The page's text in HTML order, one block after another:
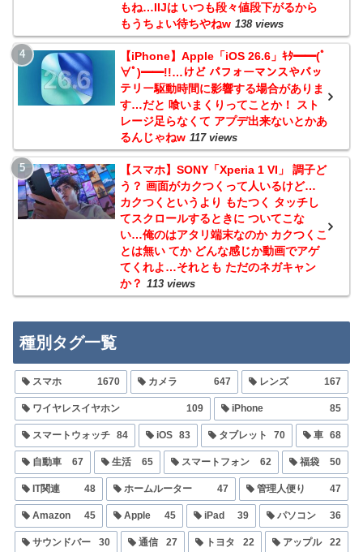
もね…IIJは いつも段々値段下がるから
もうちょい待ちやねw 138 views
【iPhone】Apple「iOS 26.6」ｷﾀ━━(ﾟ
∀ﾟ)━━!!…けど パフォーマンスやバッ
テリー駆動時間に影響する場合がありま
す…だと 喰いまくりってことか！ スト
レージ足らなくて アプデ出来ないとかあ
るんじゃねw 117 views
【スマホ】SONY「Xperia 1 VI」 調子ど
う？ 画面がカクつくって人いるけど…
カクつくというより もたつく タッチし
てスクロールするときに ついてこな
い…俺のはアタリ端末なのか カクつくこ
とは無い てか どんな感じか動画でアゲ
てくれよ…それとも ただのネガキャン
か？ 113 views
種別タグ一覧
スマホ 1670 カメラ 647 レンズ 167
ワイヤレスイヤホン 109 iPhone 85
スマートウォッチ 84 iOS 83 タブレット 70 車 68
自動車 67 生活 65 スマートフォン 62 福袋 50
IT関連 48 ホームルーター 47 管理人便り 47
Amazon 45 Apple 45 iPad 39 パソコン 36
サウンドバー 30 通信 27 トヨタ 22 アップル 22